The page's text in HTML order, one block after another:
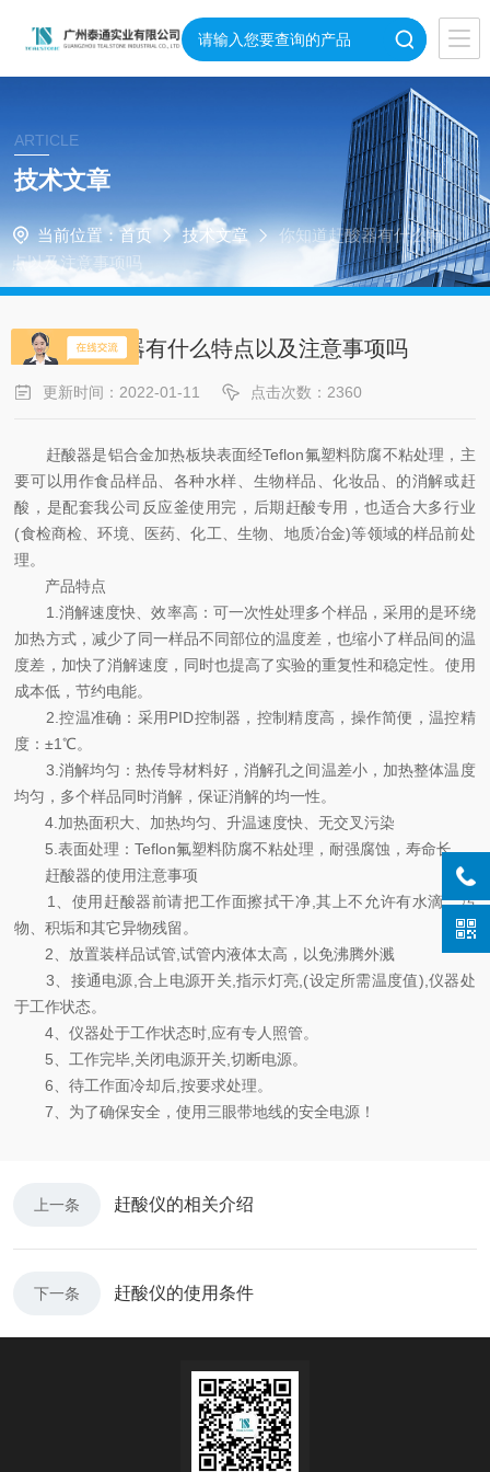
ARTICLE
技术文章
当前位置： 首页 技术文章
你知道赶酸器有什么特
点以及注意事项吗
你知道赶酸器有什么特点以及注意事项吗
更新时间：2022-01-11 点击次数：2360
赶酸器是铝合金加热板块表面经Teflon氟塑料防腐不粘处理，主
要可以用作食品样品、各种水样、生物样品、化妆品、的消解或赶
酸，是配套我公司反应釜使用完，后期赶酸专用，也适合大多行业
(食检商检、环境、医药、化工、生物、地质冶金)等领域的样品前处
理。
产品特点
1.消解速度快、效率高：可一次性处理多个样品，采用的是环绕
加热方式，减少了同一样品不同部位的温度差，也缩小了样品间的温
度差，加快了消解速度，同时也提高了实验的重复性和稳定性。使用
成本低，节约电能。
2.控温准确：采用PID控制器，控制精度高，操作简便，温控精
度：±1℃。
3.消解均匀：热传导材料好，消解孔之间温差小，加热整体温度
均匀，多个样品同时消解，保证消解的均一性。
4.加热面积大、加热均匀、升温速度快、无交叉污染
5.表面处理：Teflon氟塑料防腐不粘处理，耐强腐蚀，寿命长
赶酸器的使用注意事项
1、使用赶酸器前请把工作面擦拭干净,其上不允许有水滴、污
物、积垢和其它异物残留。
2、放置装样品试管,试管内液体太高，以免沸腾外溅
3、接通电源,合上电源开关,指示灯亮,(设定所需温度值),仪器处
于工作状态。
4、仪器处于工作状态时,应有专人照管。
5、工作完毕,关闭电源开关,切断电源。
6、待工作面冷却后,按要求处理。
7、为了确保安全，使用三眼带地线的安全电源！
上一条 赶酸仪的相关介绍
下一条 赶酸仪的使用条件